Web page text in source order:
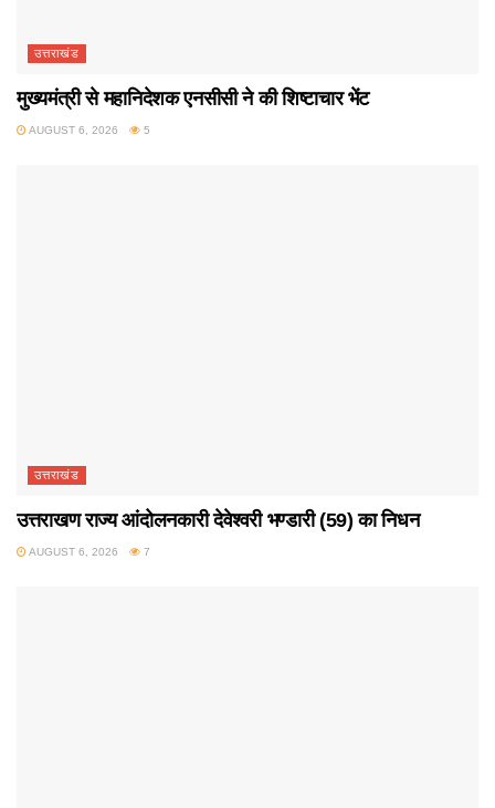
उत्तराखंड
मुख्यमंत्री से महानिदेशक एनसीसी ने की शिष्टाचार भेंट
AUGUST 6, 2026 5
उत्तराखंड
उत्तराखण राज्य आंदोलनकारी देवेश्वरी भण्डारी (59) का निधन
AUGUST 6, 2026 7